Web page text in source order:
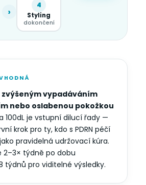
›
4
Styling
dokončení
zvýšeným vypadáváním
nebo oslabenou pokožkou
100dL je vstupní dilucí řady —
krok pro ty, kdo s PDRN péčí
pravidelná udržovací kúra.
2–3× týdně po dobu
týdnů pro viditelné výsledky.